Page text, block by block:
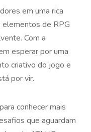
em uma rica
elementos de RPG
Com a
esperar por uma
criativo do jogo e
por vir.
conhecer mais
que aguardam